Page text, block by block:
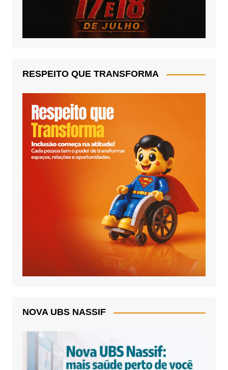
RESPEITO QUE TRANSFORMA
NOVA UBS NASSIF